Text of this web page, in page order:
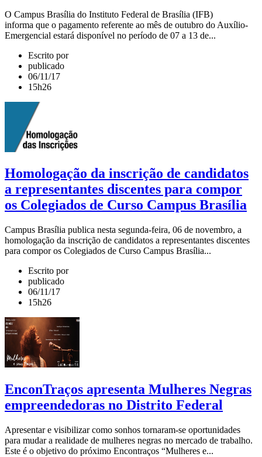
O Campus Brasília do Instituto Federal de Brasília (IFB)
informa que o pagamento referente ao mês de outubro do Auxílio-
Emergencial estará disponível no período de 07 a 13 de...
Escrito por
publicado
06/11/17
15h26
Homologação da inscrição de candidatos
a representantes discentes para compor
os Colegiados de Curso Campus Brasília
Campus Brasília publica nesta segunda-feira, 06 de novembro, a
homologação da inscrição de candidatos a representantes discentes
para compor os Colegiados de Curso Campus Brasília...
Escrito por
publicado
06/11/17
15h26
EnconTraços apresenta Mulheres Negras
empreendedoras no Distrito Federal
Apresentar e visibilizar como sonhos tornaram-se oportunidades
para mudar a realidade de mulheres negras no mercado de trabalho.
Este é o objetivo do próximo Encontraços “Mulheres e...